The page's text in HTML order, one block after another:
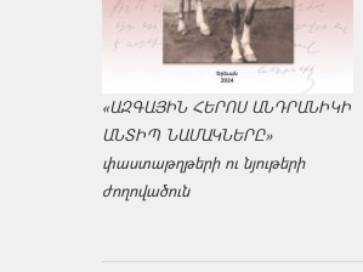
«ԱԶԳԱՅԻՆ ՀԵՐՈՍ ԱՆԴՐԱՆԻԿԻ
ԱՆՏԻՊ ՆԱՄԱԿՆԵՐԸ»
փաստաթղթերի ու նյութերի
ժողովածուն